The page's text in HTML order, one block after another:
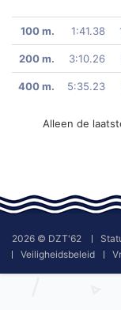
100 m. 1:41.38
200 m. 3:10.26
400 m. 5:35.23
Alleen de
2026 © DZT'62
Veiligheidsbeleid